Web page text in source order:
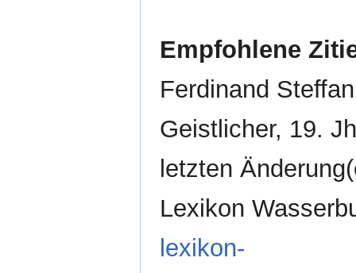
Empfohlene
Ferdinand
Geistlicher, 19.
letzten
Lexikon
lexikon-